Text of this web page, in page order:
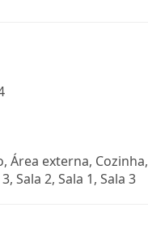
Área externa, Cozinha,
Sala 2, Sala 1, Sala 3